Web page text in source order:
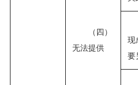
（四）
无法提供
现
要